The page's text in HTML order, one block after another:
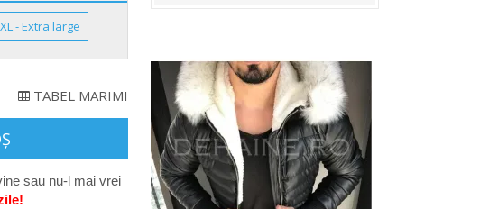
XL - Extra large
TABEL MARIMI
sau nu-l mai vrei
!